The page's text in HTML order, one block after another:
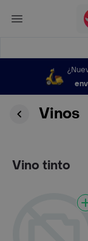
Vinos
Vino tinto